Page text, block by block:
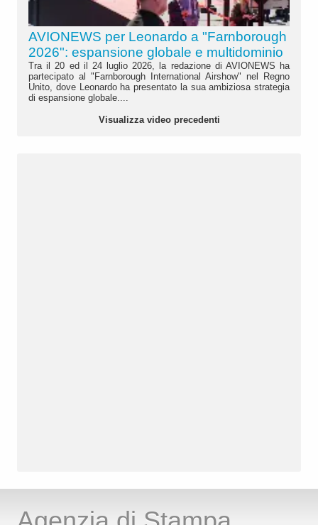
AVIONEWS per Leonardo a "Farnborough
2026": espansione globale e multidominio
Tra il 20 ed il 24 luglio 2026, la redazione di AVIONEWS ha
partecipato al "Farnborough International Airshow" nel Regno
Unito, dove Leonardo ha presentato la sua ambiziosa strategia
di espansione globale....
Visualizza video precedenti